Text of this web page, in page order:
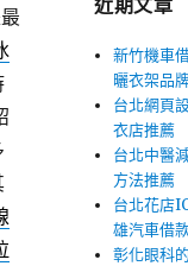
近期文章
新竹機車
曬衣架品
台北網頁
衣店推薦
台北中醫
方法推薦
台北花店
雄汽車借
彰化眼科